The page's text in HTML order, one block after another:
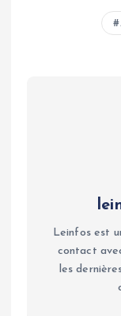
Leinfos est
contact
les